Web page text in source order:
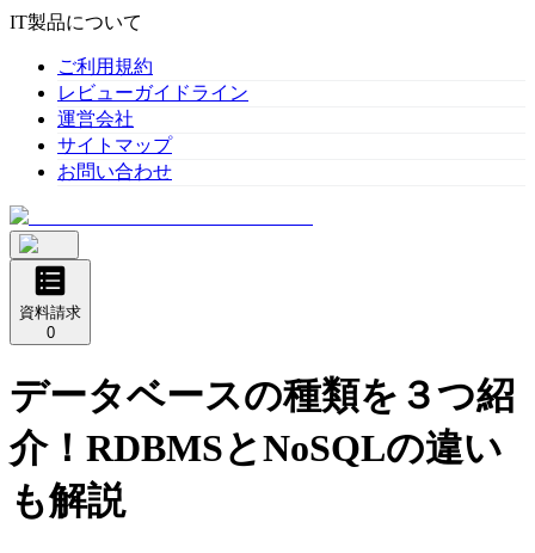
IT製品について
ご利用規約
レビューガイドライン
運営会社
サイトマップ
お問い合わせ
資料請求
0
データベースの種類を３つ紹
介！RDBMSとNoSQLの違い
も解説